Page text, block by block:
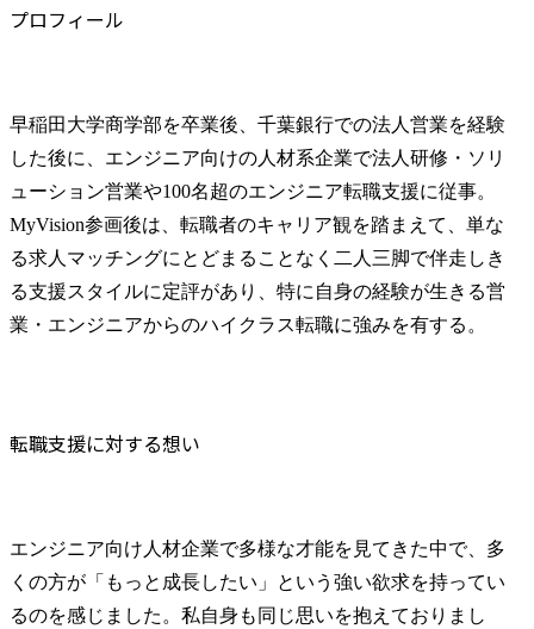
プロフィール
早稲田大学商学部を卒業後、千葉銀行での法人営業を経験
した後に、エンジニア向けの人材系企業で法人研修・ソリ
ューション営業や100名超のエンジニア転職支援に従事。
MyVision参画後は、転職者のキャリア観を踏まえて、単な
る求人マッチングにとどまることなく二人三脚で伴走しき
る支援スタイルに定評があり、特に自身の経験が生きる営
業・エンジニアからのハイクラス転職に強みを有する。
転職支援に対する想い
エンジニア向け人材企業で多様な才能を見てきた中で、多
くの方が「もっと成長したい」という強い欲求を持ってい
るのを感じました。私自身も同じ思いを抱えておりまし